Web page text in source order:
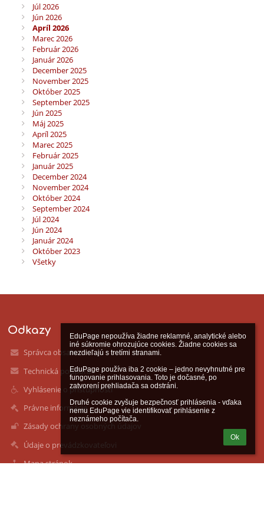
EduPage nepoužíva žiadne reklamné, analytické alebo
iné súkromie ohrozujúce cookies. Žiadne cookies sa
nezdieľajú s tretími stranami.
EduPage používa iba 2 cookie – jedno nevyhnutné pre
fungovanie prihlasovania. Toto je dočasné, po
zatvorení prehliadača sa odstráni.
Druhé cookie zvyšuje bezpečnosť prihlásenia - vďaka
nemu EduPage vie identifikovať prihlásenie z
neznámeho počítača.
Ok
Júl 2026
Jún 2026
Apríl 2026
Marec 2026
Február 2026
Január 2026
December 2025
November 2025
Október 2025
September 2025
Jún 2025
Máj 2025
Apríl 2025
Marec 2025
Február 2025
Január 2025
December 2024
November 2024
Október 2024
September 2024
Júl 2024
Jún 2024
Január 2024
Október 2023
Všetky
Odkazy
Správca obsahu
Technická podpora
Vyhlásenie o prístupnosti
Právne informácie
Zásady ochrany osobných údajov
Údaje o prevádzkovateľovi
Mapa stránok